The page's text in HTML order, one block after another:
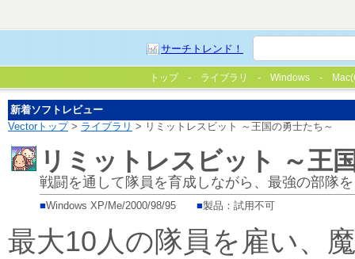
サーチトレンド！
トップ ライブラリ Windows
新着ソフトレビュー
Vectorトップ> ライブラリ > リミットレスビット ～王国の勇士たち～
リミットレスビット ～王
戦闘を通して隊員を育成しながら、最強の部隊
■Windows XP/Me/2000/98/95 ■製品：試用不可
最大10人の隊員を雇い、